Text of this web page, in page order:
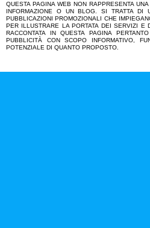
QUESTA PAGINA WEB NON RAPPRESENTA
INFORMAZIONE O UN BLOG. SI TRATTA DI
PUBBLICAZIONI PROMOZIONALI CHE
PER ILLUSTRARE LA PORTATA DEI SERVIZI E
RACCONTATA IN QUESTA PAGINA
PUBBLICITÀ CON SCOPO INFORMATIVO,
POTENZIALE DI QUANTO PROPOSTO.